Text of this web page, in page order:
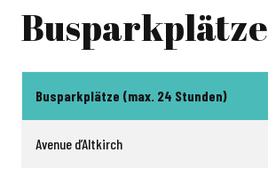
Busparkplätze
Busparkplätze (max. 24 Stunden)
Avenue d’Altkirch